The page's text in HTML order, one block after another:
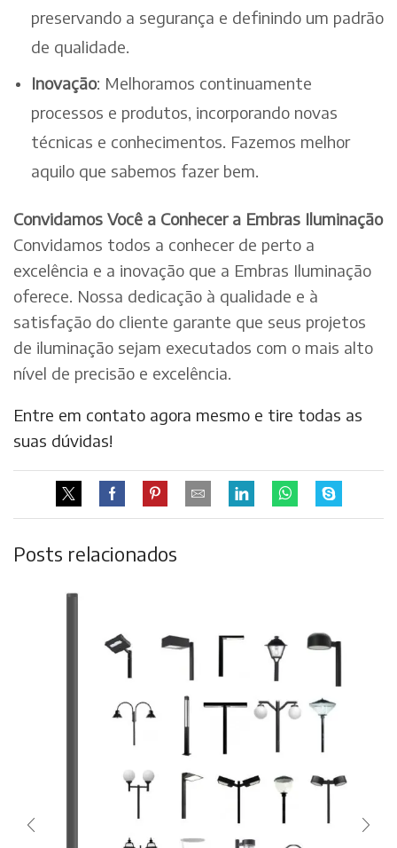
preservando a segurança e definindo um padrão
de qualidade.
Inovação: Melhoramos continuamente
processos e produtos, incorporando novas
técnicas e conhecimentos. Fazemos melhor
aquilo que sabemos fazer bem.
Convidamos Você a Conhecer a Embras Iluminação
Convidamos todos a conhecer de perto a
excelência e a inovação que a Embras Iluminação
oferece. Nossa dedicação à qualidade e à
satisfação do cliente garante que seus projetos
de iluminação sejam executados com o mais alto
nível de precisão e excelência.
Entre em contato agora mesmo e tire todas as
suas dúvidas!
Posts relacionados